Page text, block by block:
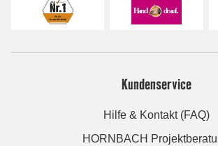
Kundenservice
Hilfe & Kontakt (FAQ)
HORNBACH